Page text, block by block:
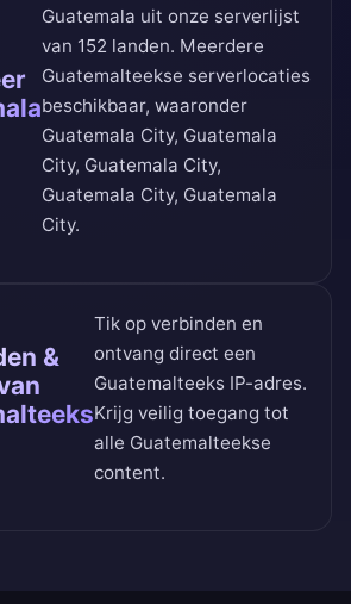
Guatemala uit onze serverlijst
van 152 landen. Meerdere
Guatemalteekse serverlocaties
beschikbaar, waaronder
Guatemala City, Guatemala
City, Guatemala City,
Guatemala City, Guatemala
City.
&
Tik op verbinden en
ontvang direct een
Guatemalteeks IP-adres.
Krijg veilig toegang tot
alle Guatemalteekse
content.